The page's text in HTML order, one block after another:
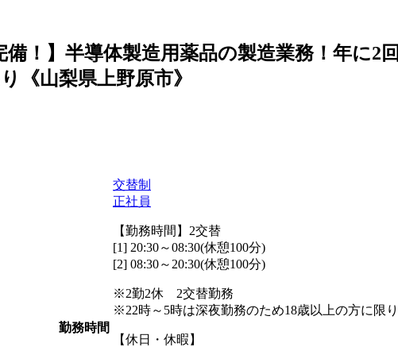
！】半導体製造用薬品の製造業務！年に2
《山梨県上野原市》
勤務時間
交替制
正社員
【勤務時間】2交替
[1] 20:30～08:30(休憩100分)
[2] 08:30～20:30(休憩100分)
※2勤2休 2交替勤務
※22時～5時は深夜勤務のため18歳以上の方に限り
【休日・休暇】